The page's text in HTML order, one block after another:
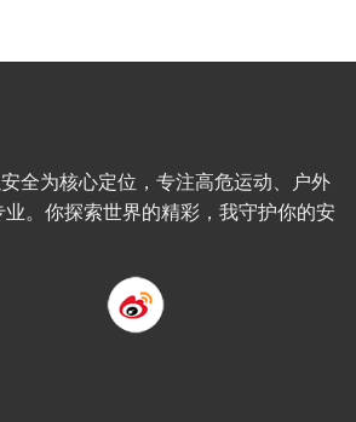
全为核心定位，专注高危运动、户外
。你探索世界的精彩，我守护你的安